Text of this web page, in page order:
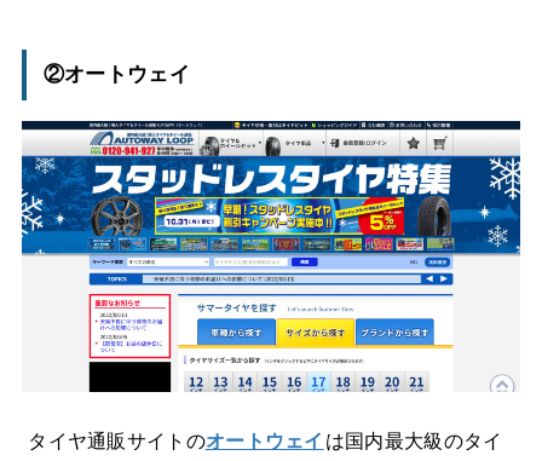
②オートウェイ
タイヤ通販サイトのオートウェイ は国内最大級のタイ